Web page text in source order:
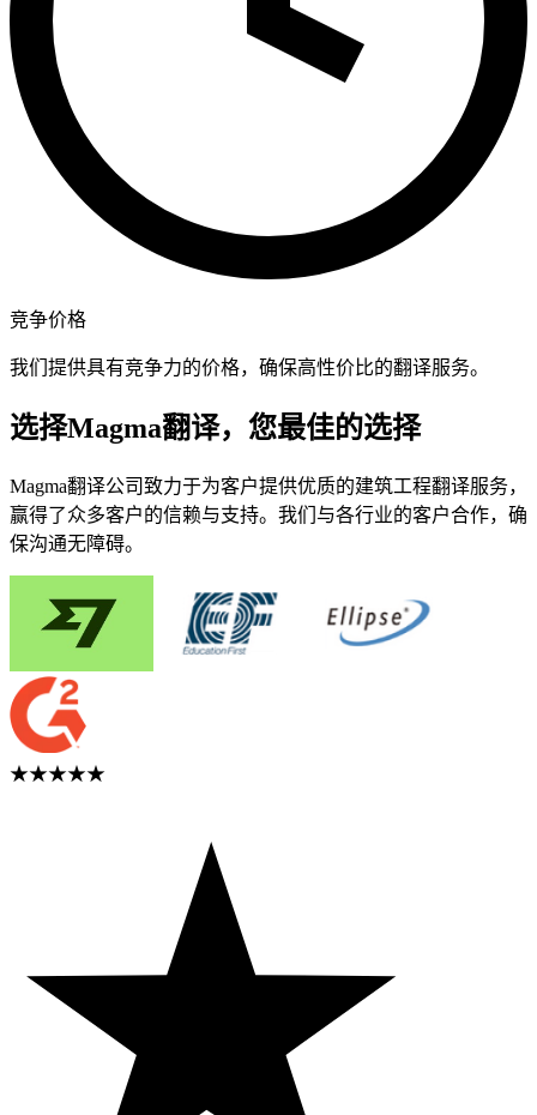
竞争价格
我们提供具有竞争力的价格，确保高性价比的翻译服务。
选择Magma翻译，您最佳的选择
Magma翻译公司致力于为客户提供优质的建筑工程翻译服务，
赢得了众多客户的信赖与支持。我们与各行业的客户合作，确
保沟通无障碍。
★★★★★